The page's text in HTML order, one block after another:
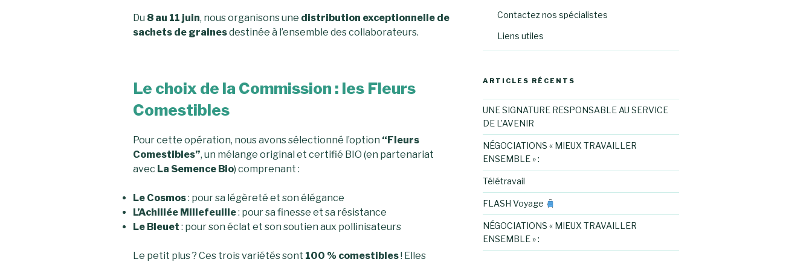
Du 8 au 11 juin, nous organisons une distribution exceptionnelle de
sachets de grainesdestinée à l’ensemble des collaborateurs.
Le choix de la Commission : les Fleurs
Comestibles
Pour cette opération, nous avons sélectionné l’option “Fleurs
Comestibles”, un mélange original et certifié BIO (en partenariat
avec La Semence Bio) comprenant :
Le Cosmos: pour sa légèreté et son élégance
L’Achillée Millefeuille: pour sa finesse et sa résistance
Le Bleuet : pour son éclat et son soutien aux pollinisateurs
Le petit plus ? Ces trois variétés sont 100 % comestibles! Elles
Contactez nos spécialistes
Liens utiles
ARTICLES RÉCENTS
UNE SIGNATURE RESPONSABLE AU SERVICE
DE L’AVENIR
NÉGOCIATIONS « MIEUX TRAVAILLER
ENSEMBLE » :
Télétravail
FLASH Voyage
NÉGOCIATIONS « MIEUX TRAVAILLER
ENSEMBLE » :